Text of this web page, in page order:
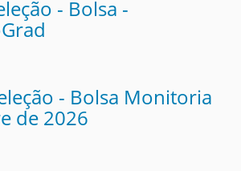
- Bolsa -
- Bolsa Monitoria
de 2026